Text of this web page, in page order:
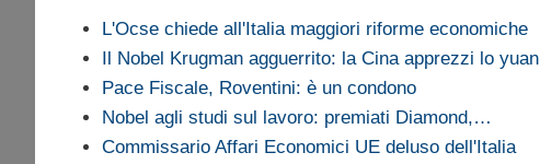
L'Ocse chiede all'Italia maggiori riforme economiche
Il Nobel Krugman agguerrito: la Cina apprezzi lo yuan
Pace Fiscale, Roventini: è un condono
Nobel agli studi sul lavoro: premiati Diamond,…
Commissario Affari Economici UE deluso dell'Italia